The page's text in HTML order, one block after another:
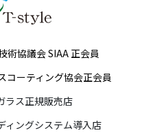
術協議会 SIAA 正会員
コーティング協会正会員
ラス正規販売店
ィングシステム導入店